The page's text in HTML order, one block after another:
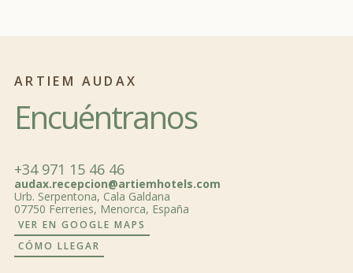
VER ACTIVIDADES DISPONIBLES
Kayak Tour.
RESERVAR CIRCUITO TERMAL
ARTIEM AUDAX
Encuéntranos
+34 971 15 46 46
audax.recepcion@artiemhotels.com
Urb. Serpentona, Cala Galdana
07750 Ferreries, Menorca, España
VER EN GOOGLE MAPS
CÓMO LLEGAR